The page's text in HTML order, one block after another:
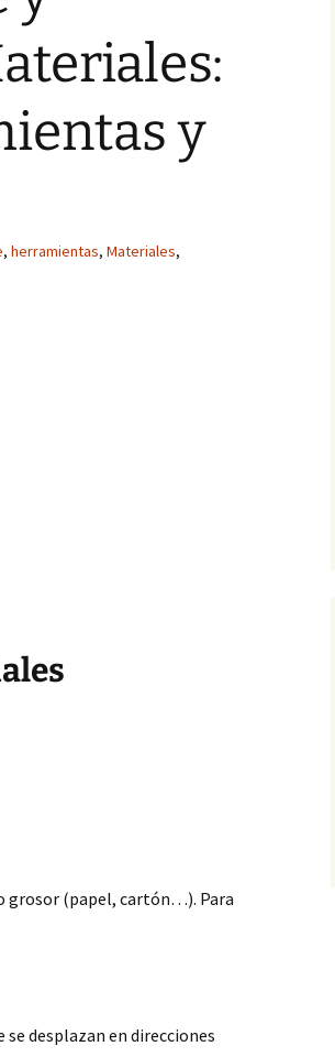
y
, herramientas, Materiales,
grosor (papel, cartón…). Para
desplazan en direcciones